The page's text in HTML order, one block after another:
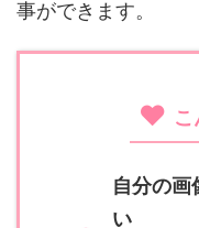
事ができます。
自分の画
い